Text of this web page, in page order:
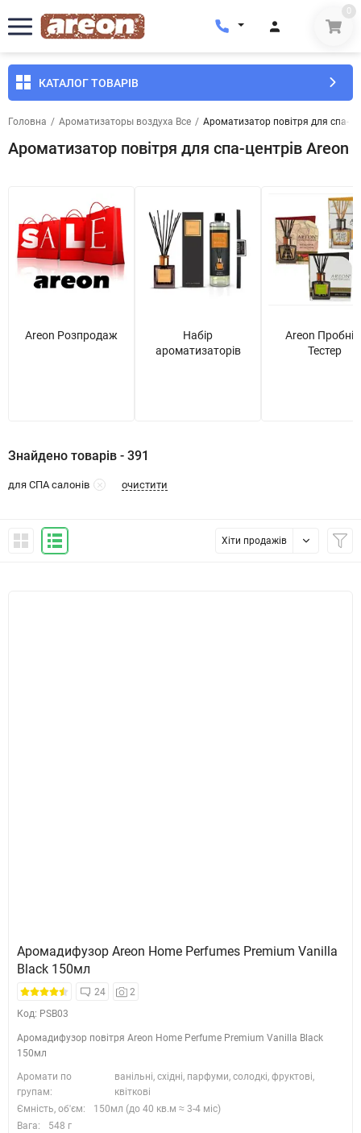
0
КАТАЛОГ ТОВАРІВ
Головна / Ароматизаторы воздуха Все / Ароматизатор повітря для спа-
Ароматизатор повітря для спа-центрів Areon
Areon Розпродаж
Набір
ароматизаторів
Areon
Тестер
Знайдено товарів - 391
для СПА салонів очистити
Хіти продажів
Аромадифузор Areon Home Perfumes Premium Vanilla
Black 150мл
24
2
Код: PSB03
Аромадифузор повітря Areon Home Perfume Premium Vanilla Black
150мл
Аромати по
групам:
ванільні, східні, парфуми, солодкі, фруктові,
квіткові
Ємність, об'єм:
150мл (до 40 кв.м ≈ 3-4 міс)
Вага:
548 г